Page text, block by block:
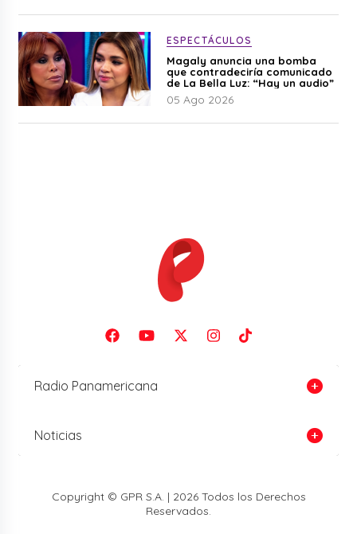
ESPECTÁCULOS
Magaly anuncia una bomba
que contradeciría comunicado
de La Bella Luz: “Hay un audio”
05 Ago 2026
Radio Panamericana
Noticias
Copyright © GPR S.A. | 2026 Todos los Derechos
Reservados.